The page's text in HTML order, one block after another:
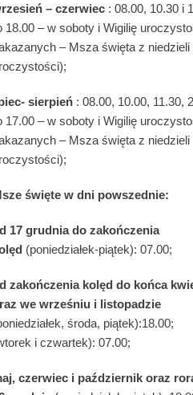
– czerwiec : 08.00, 10.30 i
18.00 – w soboty i Wigilię
– Msza święta z niedzieli
sierpień : 08.00, 10.00, 11.30,
17.00 – w soboty i Wigilię
– Msza święta z niedzieli
święte w dni powszednie:
17 grudniado zakończenia
(poniedziałek-piątek): 07.00;
zakończenia kolęd do końca
we wrześniu i listopadzie
środa, piątek):18.00;
i czwartek): 07.00;
czerwiec i październik oraz